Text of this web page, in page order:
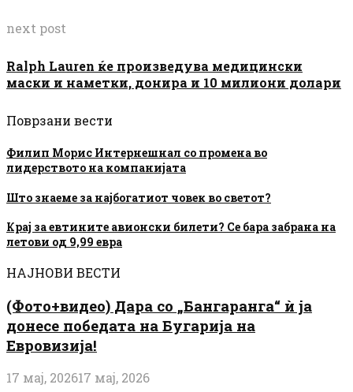
next post
Ralph Lauren ќе произведува медицински
маски и наметки, донира и 10 милиони долари
Поврзани вести
Филип Морис Интернешнал со промена во
лидерството на компанијата
Што знаеме за најбогатиот човек во светот?
Крај за евтините авионски билети? Се бара забрана на
летови од 9,99 евра
НАЈНОВИ ВЕСТИ
(Фото+видео) Дара со „Бангаранга“ ѝ ја
донесе победата на Бугарија на
Евровизија!
17 мај, 202617 мај, 2026